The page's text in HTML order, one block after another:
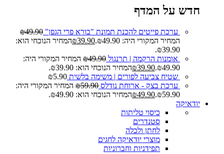
חדש על המדף
ערכת פייטים להכנת תמונת "בורא פרי הגפן" ₪49.90
המחיר המקורי היה: ₪49.90.
₪39.90
המחיר הנוכחי הוא:
₪39.90.
אומנות הרקמה | תרנגול
₪49.90
המחיר המקורי היה:
₪49.90.
₪39.90
המחיר הנוכחי הוא: ₪39.90.
שטיח צביעה לפורים | משימה בלשית
₪5.90
ערכת בצק - ארוחת נודלס
₪59.90
המחיר המקורי היה:
₪59.90.
₪49.90
המחיר הנוכחי הוא: ₪49.90.
יודאיקה
כיסוי טליתות
סטנדרים
לחתן ולכלה
מוצרי יודאיקה לחגים
תפידניות וחברוניות